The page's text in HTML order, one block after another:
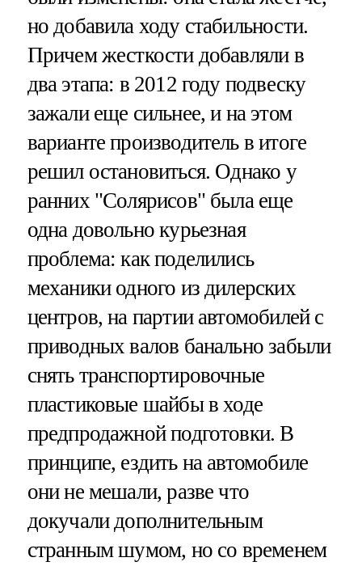
но добавила ходу стабильности.
Причем жесткости добавляли в
два этапа: в 2012 году подвеску
зажали еще сильнее, и на этом
варианте производитель в итоге
решил остановиться. Однако у
ранних "Солярисов" была еще
одна довольно курьезная
проблема: как поделились
механики одного из дилерских
центров, на партии автомобилей с
приводных валов банально забыли
снять транспортировочные
пластиковые шайбы в ходе
предпродажной подготовки. В
принципе, ездить на автомобиле
они не мешали, разве что
докучали дополнительным
странным шумом, но со временем